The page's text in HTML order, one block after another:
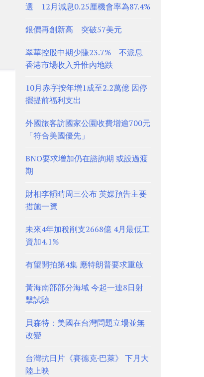
選 12月減息0.25厘機會率為87.4%
銀價再創新高 突破57美元
翠華控股中期少賺23.7% 不派息
香港市場收入升惟內地跌
10月赤字按年增1成至2.2萬億 因停
擺提前福利支出
外國旅客訪國家公園收費增逾700元
「符合美國優先」
BNO要求增加仍在諮詢期 或設過渡
期
財相李韻晴周三公布 英媒預告主要
措施一覽
未來4年加稅削支2668億 4月最低工
資加4.1%
有望開拍第4集 應特朗普要求重啟
黃海南部部分海域 今起一連8日射
擊試驗
貝森特：美國在台灣問題立場並無
改變
台灣抗日片《賽德克·巴萊》 下月大
陸上映